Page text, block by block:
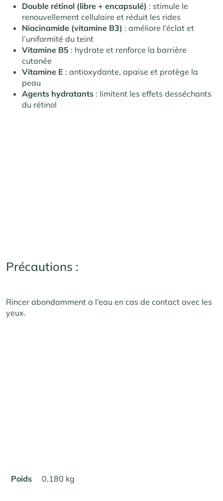
Double rétinol (libre + encapsulé) : stimule le
renouvellement cellulaire et réduit les rides
Niacinamide (vitamine B3) : améliore l’éclat et
l’uniformité du teint
Vitamine B5 : hydrate et renforce la barrière
cutanée
Vitamine E : antioxydante, apaise et protège la
peau
Agents hydratants : limitent les effets desséchants
du rétinol
Précautions :
Rincer abondamment a l’eau en cas de contact avec les
yeux.
Poids 0,180 kg